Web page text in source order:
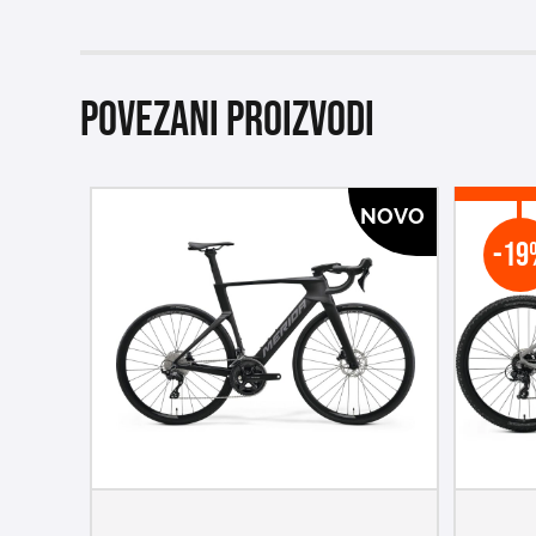
Povezani proizvodi
NOVO
-